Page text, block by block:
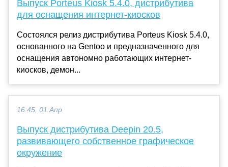
Выпуск Porteus Kiosk 5.4.0, дистрибутива
для оснащения интернет-киосков
Состоялся релиз дистрибутива Porteus Kiosk 5.4.0,
основанного на Gentoo и предназначенного для
оснащения автономно работающих интернет-
киосков, демон...
16:45, 01 Апр
Выпуск дистрибутива Deepin 20.5,
развивающего собственное графическое
окружение